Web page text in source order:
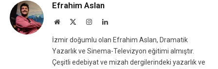
Efrahim Aslan
Website InstagramLinkedIn
İzmir doğumlu olan Efrahim Aslan, Dramatik
Yazarlık ve Sinema-Televizyon eğitimi almıştır.
Çeşitli edebiyat ve mizah dergilerindeki yazarlık ve